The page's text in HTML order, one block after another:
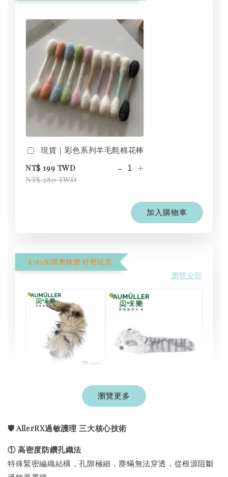
現貨｜彩色系列羊毛氈棉花棒
NT$ 199 TWD
NT$ 280 TWD
- +
加入購物車
$289加購奧咪樂 紓壓玩具
瀏覽全部
Aumüller 奧咪樂
｜貓草纈草根玩具
NT$ 289 TWD
NT$ 300 TWD
-
德國 Aumüller 奧咪樂
毛毛浣熊｜貓薄荷+木
玩具
NT$ 300 TWD
瀏覽更多
🛡️ AllerRX過敏護理 三大核心技術
① 高密度防鑽孔織法
特殊緊密編織結構，孔隙極細，塵蟎無法穿透，從根源阻斷